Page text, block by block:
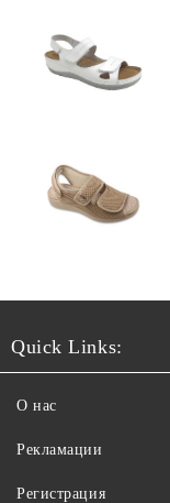
Quick Links:
О нас
Рекламации
Регистрация